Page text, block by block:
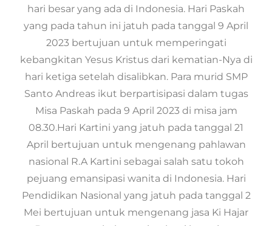
hari besar yang ada di Indonesia. Hari Paskah
yang pada tahun ini jatuh pada tanggal 9 April
2023 bertujuan untuk memperingati
kebangkitan Yesus Kristus dari kematian-Nya di
hari ketiga setelah disalibkan. Para murid SMP
Santo Andreas ikut berpartisipasi dalam tugas
Misa Paskah pada 9 April 2023 di misa jam
08.30.Hari Kartini yang jatuh pada tanggal 21
April bertujuan untuk mengenang pahlawan
nasional R.A Kartini sebagai salah satu tokoh
pejuang emansipasi wanita di Indonesia. Hari
Pendidikan Nasional yang jatuh pada tanggal 2
Mei bertujuan untuk mengenang jasa Ki Hajar